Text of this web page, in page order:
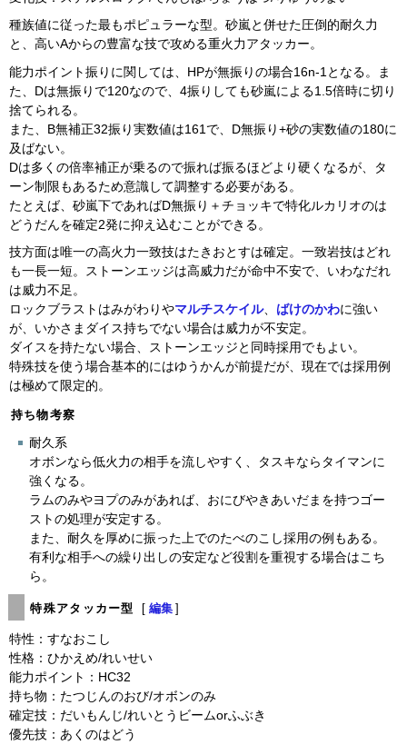
種族値に従った最もポピュラーな型。砂嵐と併せた圧倒的耐久力
と、高いAからの豊富な技で攻める重火力アタッカー。
能力ポイント振りに関しては、HPが無振りの場合16n-1となる。ま
た、Dは無振りで120なので、4振りしても砂嵐による1.5倍時に切り
捨てられる。
また、B無補正32振り実数値は161で、D無振り+砂の実数値の180に
及ばない。
Dは多くの倍率補正が乗るので振れば振るほどより硬くなるが、タ
ーン制限もあるため意識して調整する必要がある。
たとえば、砂嵐下であればD無振り＋チョッキで特化ルカリオのは
どうだんを確定2発に抑え込むことができる。
技方面は唯一の高火力一致技はたきおとすは確定。一致岩技はどれ
も一長一短。ストーンエッジは高威力だが命中不安で、いわなだれ
は威力不足。
ロックブラストはみがわりやマルチスケイル、 ばけのかわに強い
が、いかさまダイス持ちでない場合は威力が不安定。
ダイスを持たない場合、ストーンエッジと同時採用でもよい。
特殊技を使う場合基本的にはゆうかんが前提だが、現在では採用例
は極めて限定的。
持ち物考察
耐久系
オボンなら低火力の相手を流しやすく、タスキならタイマンに
強くなる。
ラムのみやヨプのみがあれば、おにびやきあいだまを持つゴー
ストの処理が安定する。
また、耐久を厚めに振った上でのたべのこし採用の例もある。
有利な相手への繰り出しの安定など役割を重視する場合はこち
ら。
特殊アタッカー型 [ 編集 ]
特性：すなおこし
性格：ひかえめ/れいせい
能力ポイント：HC32
持ち物：たつじんのおび/オボンのみ
確定技：だいもんじ/れいとうビームorふぶき
優先技：あくのはどう